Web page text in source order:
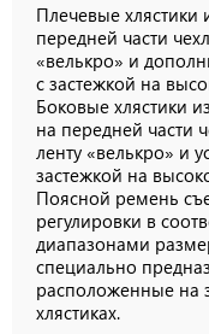
Плечевые хлястики
передней части
«велькро» и
с застежкой на
Боковые хлястики
на передней части
ленту «велькро» и
застежкой на
Поясной ремень
регулировки в
диапазонами
специально
расположенные на
хлястиках.